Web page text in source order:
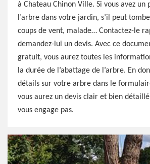
à Chateau Chinon Ville. Si vous avez un
l’arbre dans votre jardin, s’il peut
coups de vent, malade… Contactez-le
demandez-lui un devis. Avec ce
gratuit, vous aurez toutes les
la durée de l’abattage de l’arbre. En
détails sur votre arbre dans le
vous aurez un devis clair et bien
vous engage pas.